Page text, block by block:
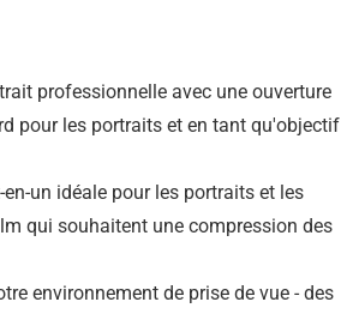
professionnelle avec une ouverture
pour les portraits et en tant qu'objectif
un idéale pour les portraits et les
qui souhaitent une compression des
environnement de prise de vue - des